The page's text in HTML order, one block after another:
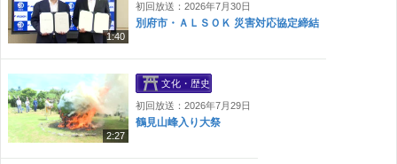
1:40
初回放送：2026年7月30日
別府市・ＡＬＳＯＫ 災害対応協定締結
2:27
文化・歴史
初回放送：2026年7月29日
鶴見山峰入り大祭